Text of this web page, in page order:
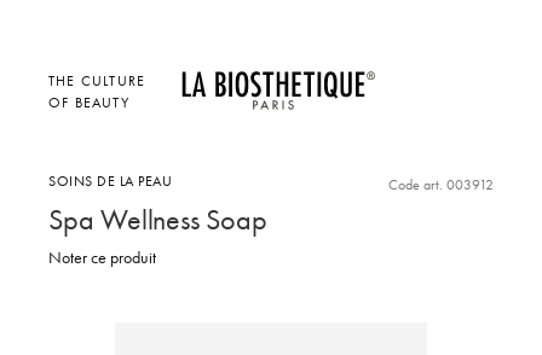
THE CULTURE
OF BEAUTY
SOINS DE LA PEAU Code art. 003912
Spa Wellness Soap
Noter ce produit